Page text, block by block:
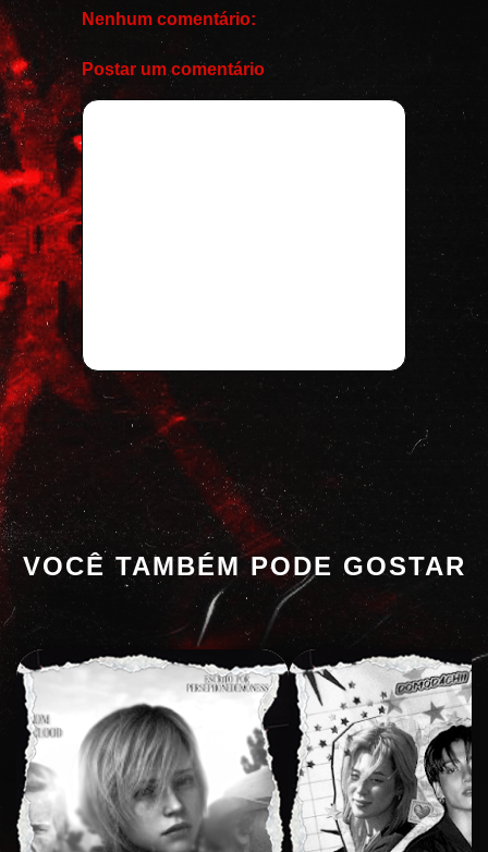
Nenhum comentário:
Postar um comentário
VOCÊ TAMBÉM PODE GOSTAR